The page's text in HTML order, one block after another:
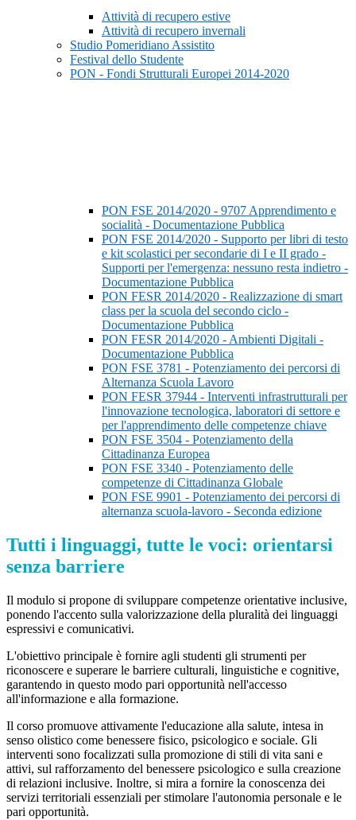
Attività di recupero estive
Attività di recupero invernali
Studio Pomeridiano Assistito
Festival dello Studente
PON - Fondi Strutturali Europei 2014-2020
PON FSE 2014/2020 - 9707 Apprendimento e
socialità - Documentazione Pubblica
PON FSE 2014/2020 - Supporto per libri di testo
e kit scolastici per secondarie di I e II grado -
Supporti per l'emergenza: nessuno resta indietro -
Documentazione Pubblica
PON FESR 2014/2020 - Realizzazione di smart
class per la scuola del secondo ciclo -
Documentazione Pubblica
PON FESR 2014/2020 - Ambienti Digitali -
Documentazione Pubblica
PON FSE 3781 - Potenziamento dei percorsi di
Alternanza Scuola Lavoro
PON FESR 37944 - Interventi infrastrutturali per
l'innovazione tecnologica, laboratori di settore e
per l'apprendimento delle competenze chiave
PON FSE 3504 - Potenziamento della
Cittadinanza Europea
PON FSE 3340 - Potenziamento delle
competenze di Cittadinanza Globale
PON FSE 9901 - Potenziamento dei percorsi di
alternanza scuola-lavoro - Seconda edizione
Tutti i linguaggi, tutte le voci: orientarsi
senza barriere
Il modulo si propone di sviluppare competenze orientative inclusive,
ponendo l'accento sulla valorizzazione della pluralità dei linguaggi
espressivi e comunicativi.
L'obiettivo principale è fornire agli studenti gli strumenti per
riconoscere e superare le barriere culturali, linguistiche e cognitive,
garantendo in questo modo pari opportunità nell'accesso
all'informazione e alla formazione.
Il corso promuove attivamente l'educazione alla salute, intesa in
senso olistico come benessere fisico, psicologico e sociale. Gli
interventi sono focalizzati sulla promozione di stili di vita sani e
attivi, sul rafforzamento del benessere psicologico e sulla creazione
di relazioni inclusive. Inoltre, si mira a fornire la conoscenza dei
servizi territoriali essenziali per stimolare l'autonomia personale e le
pari opportunità.